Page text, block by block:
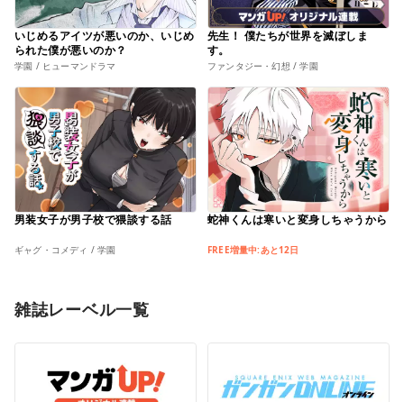
いじめるアイツが悪いのか、いじめ
られた僕が悪いのか？
学園 / ヒューマンドラマ
先生！ 僕たちが世界を滅ぼしま
す。
ファンタジー・幻想 / 学園
男装女子が男子校で猥談する話
ギャグ・コメディ / 学園
蛇神くんは寒いと変身しちゃうから
FREE増量中:あと12日
雑誌レーベル一覧